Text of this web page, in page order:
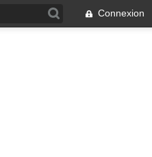
Connexion